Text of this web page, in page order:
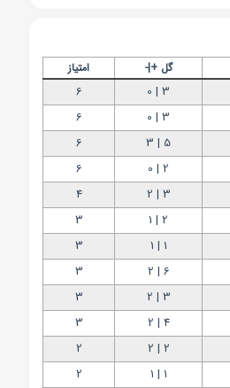
گل +|- امتیاز
3 | 0
6
3 | 0
6
5 | 3
6
2 | 0
6
3 | 2
4
2 | 1
3
1 | 1
3
6 | 2
3
3 | 2
3
4 | 2
3
2 | 2
2
1 | 1
2